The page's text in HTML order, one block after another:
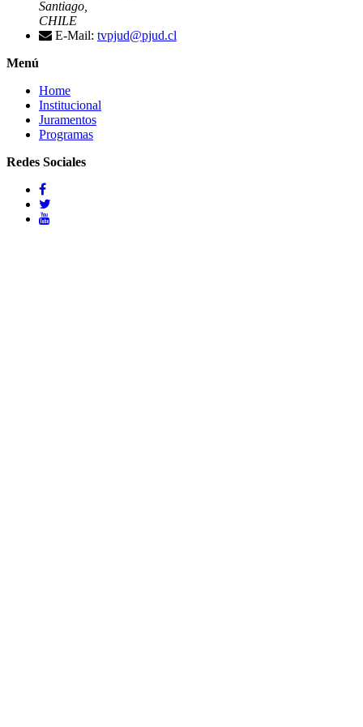
Santiago,
CHILE
E-Mail: tvpjud@pjud.cl
Menú
Home
Institucional
Juramentos
Programas
Redes Sociales